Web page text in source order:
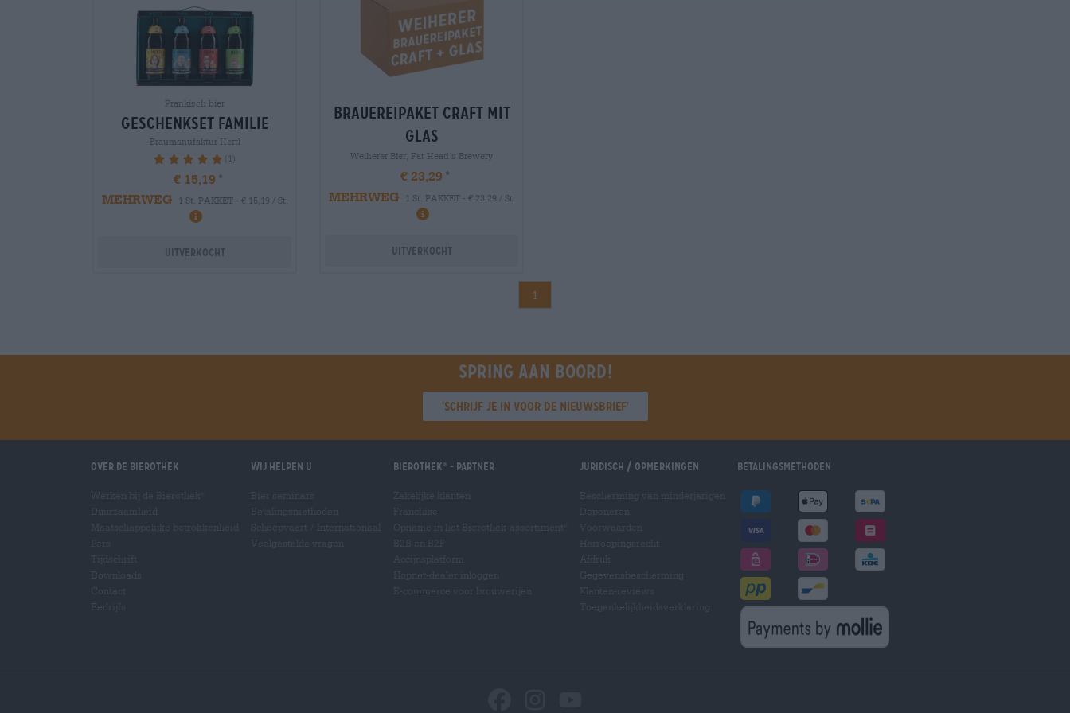
Frankisch bier
geschenkset familie
Braumanufaktur Hertl
100% (1)
€ 15,19
MEHRWEG
1 St. PAKKET - € 15,19 / St.
Uitverkocht
brauereipaket craft mit
glas
Weiherer Bier, Fat Head´s Brewery
€ 23,29
MEHRWEG
1 St. PAKKET - € 23,29 / St.
Uitverkocht
1
Spring aan boord!
'Schrijf je in voor de nieuwsbrief'
Over de Bierothek Wij helpen u Bierothek - Partner Juridisch / Opmerkingen Betalingsmethoden